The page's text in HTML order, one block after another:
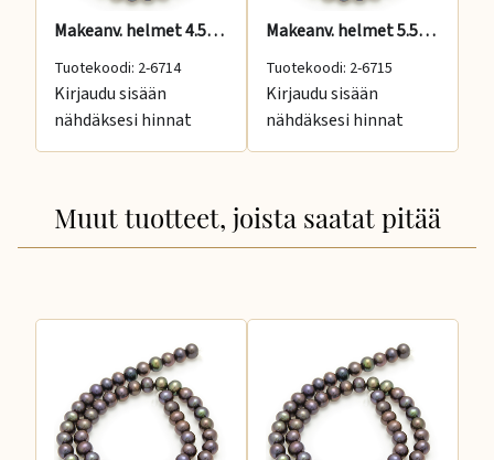
Makeanv. helmet 4.5-5 mm, pyöreähkö kirjava, 40 cm
Tuotekoodi: 2-6714
Kirjaudu sisään
nähdäksesi hinnat
Makeanv. helmet 5.5-6 mm, pyöreähkö kirjava, 40 cm
Tuotekoodi: 2-6715
Kirjaudu sisään
nähdäksesi hinnat
Muut tuotteet, joista saatat pitää